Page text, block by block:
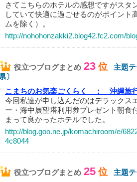
さてこちらのホテルの感想ですがスタ
していて快適に過ごせるのがポイント
ムを除く）。
http://nohohonzakki2.blog42.fc2.com/
役立つブログまとめ 23 位
主題
〕
こまちのお気楽ごくらく ：
沖縄
今回私達が申し込んだのはデラックス
ー・海中展望塔利用券プレゼント朝食
まって良かったホテルでした。
http://blog.goo.ne.jp/komachiroom/e/
4c8044
役立つブログまとめ 25 位
主題